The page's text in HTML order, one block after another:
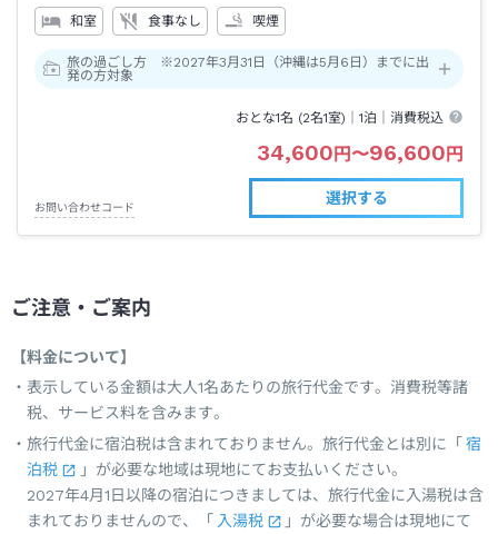
和室 食事なし 喫煙
旅の過ごし方 ※2027年3月31日（沖縄は5月6日）までに出
発の方対象
おとな1名 (2名1室)｜1泊 ｜消費税込
34,600円〜96,600円
お問い合わせコード
選択する
ご注意・ご案内
【料金について】
表示している金額は大人1名あたりの旅行代金です。消費税等諸
税、サービス料を含みます。
旅行代金に宿泊税は含まれておりません。旅行代金とは別に「宿
泊税
」が必要な地域は現地にてお支払いください。
2027年4月1日以降の宿泊につきましては、旅行代金に入湯税は含
まれておりませんので、「 入湯税
」が必要な場合は現地にて